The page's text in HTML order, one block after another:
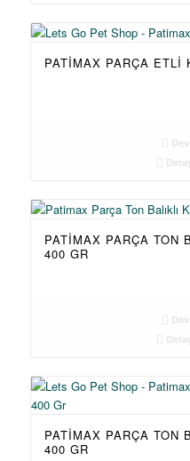
PATIMAX PARÇA ETLI
PATIMAX PARÇA TON
400 GR
PATIMAX PARÇA TON
400 GR